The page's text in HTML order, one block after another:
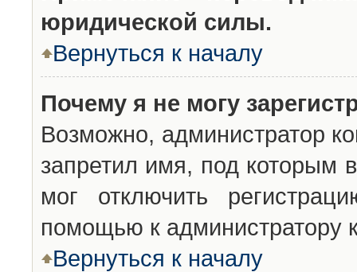
юридической силы.
Вернуться к началу
Почему я не могу
Возможно, администратор
запретил имя, под которым
мог отключить
помощью к администратору
Вернуться к началу